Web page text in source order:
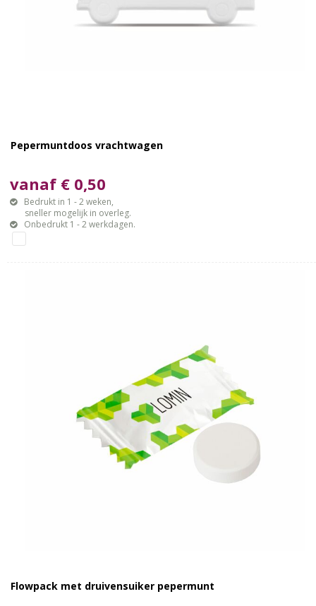
Pepermuntdoos vrachtwagen
vanaf € 0,50
Bedrukt in 1 - 2 weken,
sneller mogelijk in overleg.
Onbedrukt 1 - 2 werkdagen.
Flowpack met druivensuiker pepermunt